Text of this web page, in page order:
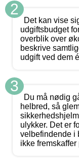
2
Det kan vise
udgiftsbudget
overblik over
beskrive
udgift ved dem
3
Du må nødig
helbred, så
ulykker. Det er
velbefindende i
ikke